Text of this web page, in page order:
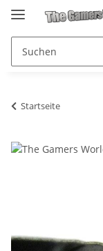
Startseite